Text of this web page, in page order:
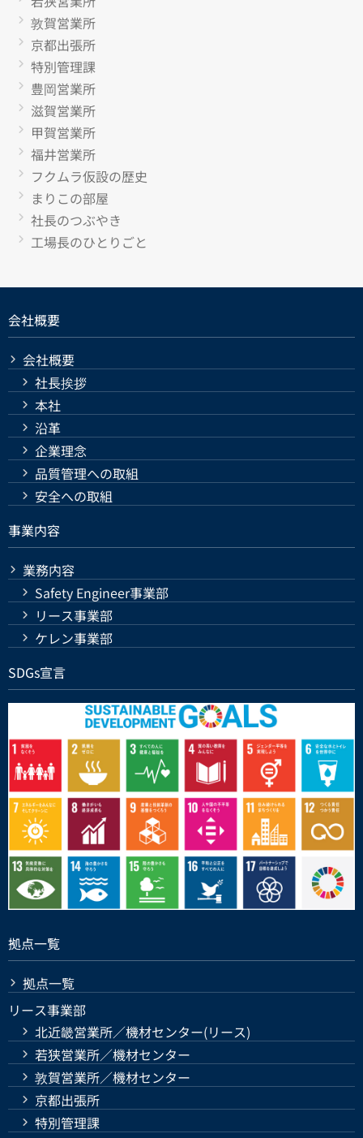
敦賀営業所
京都出張所
特別管理課
豊岡営業所
滋賀営業所
甲賀営業所
福井営業所
フクムラ仮設の歴史
まりこの部屋
社長のつぶやき
工場長のひとりごと
会社概要
会社概要
社長挨拶
本社
沿革
企業理念
品質管理への取組
安全への取組
事業内容
業務内容
Safety Engineer事業部
リース事業部
ケレン事業部
SDGs宣言
拠点一覧
拠点一覧
リース事業部
北近畿営業所／機材センター(リース)
若狭営業所／機材センター
敦賀営業所／機材センター
京都出張所
特別管理課